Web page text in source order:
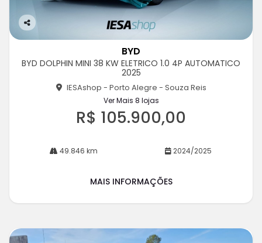
Co
rtil
BYD
BYD DOLPHIN MINI 38 KW ELETRICO 1.0 4P AUTOMATICO
2025
IESAshop - Porto Alegre - Souza Reis
Ver Mais 8 lojas
R$ 105.900,00
49.846 km 2024/2025
MAIS INFORMAÇÕES